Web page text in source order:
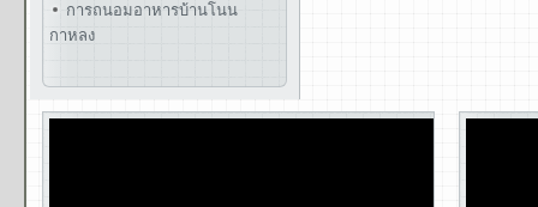
การถนอมอาหารบ้านโนน
กาหลง